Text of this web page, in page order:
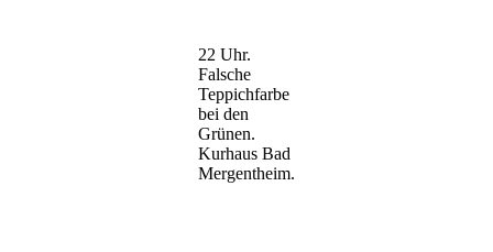
22 Uhr.
Falsche
Teppichfarbe
bei den
Grünen.
Kurhaus Bad
Mergentheim.